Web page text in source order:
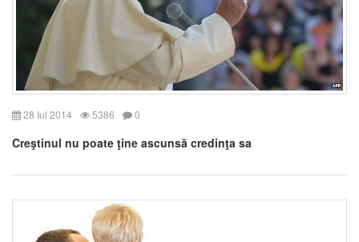
28 Iul 2014 5386 0
Creştinul nu poate ţine ascunsă credinţa sa